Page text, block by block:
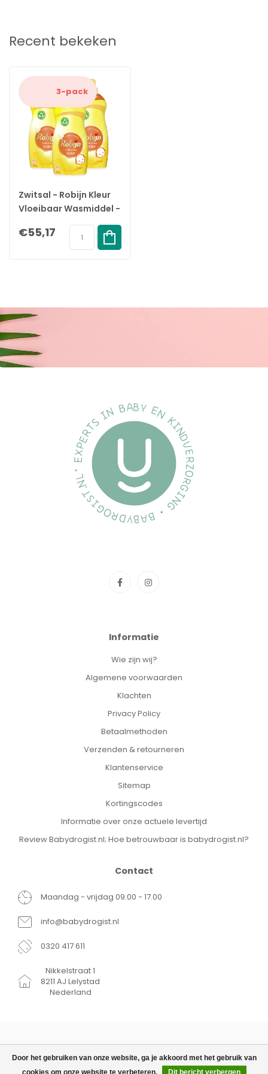
Recent bekeken
3-pack
Zwitsal - Robijn Kleur
Vloeibaar Wasmiddel -
Beschermt Kleur - 3 x
1190ml - Voordeelpack
€55,17
Door het gebruiken van onze website, ga je akkoord met het gebruik van
cookies om onze website te verbeteren.
Dit bericht verbergen
Informatie
Wie zijn wij?
Algemene voorwaarden
Klachten
Privacy Policy
Betaalmethoden
Verzenden & retourneren
Klantenservice
Sitemap
Kortingscodes
Informatie over onze actuele levertijd
Review Babydrogist.nl; Hoe betrouwbaar is babydrogist.nl?
Contact
Maandag - vrijdag 09.00 - 17.00
info@babydrogist.nl
0320 417 611
Nikkelstraat 1
8211 AJ Lelystad
Nederland